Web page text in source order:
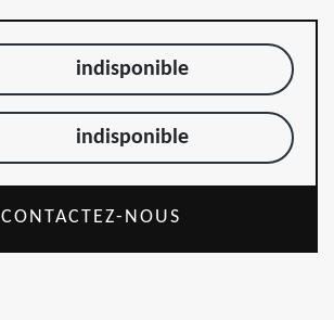
indisponible
indisponible
CONTACTEZ-NOUS